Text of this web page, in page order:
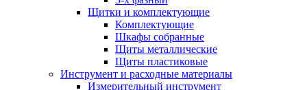
Щитки и комплектующие
Комплектующие
Шкафы собранные
Щиты металлические
Щиты пластиковые
Инструмент и расходные материалы
Измерительный инструмент